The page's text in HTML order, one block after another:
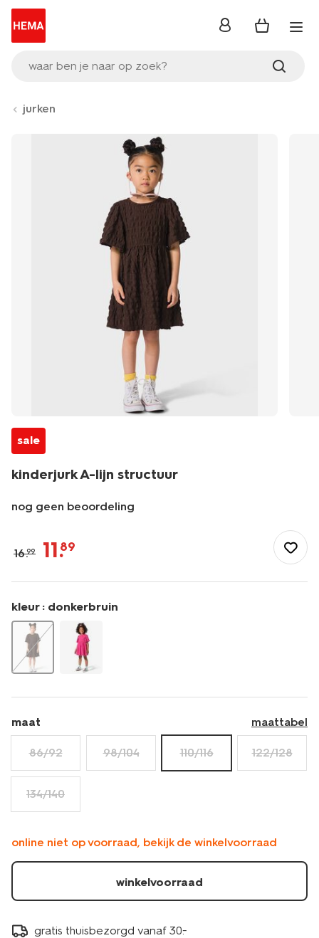
waar ben je naar op zoek?
inloggen
jurken
sale
kinderjurk A-lijn structuur
nog geen beoordeling
lijn-
30889262.html
16.99 11.89
kleur : donkerbruin
maat maattabel
86/92 98/104 110/116 122/128
134/140
online niet op voorraad, bekijk de winkelvoorraad
winkelvoorraad
gratis thuisbezorgd vanaf 30.-